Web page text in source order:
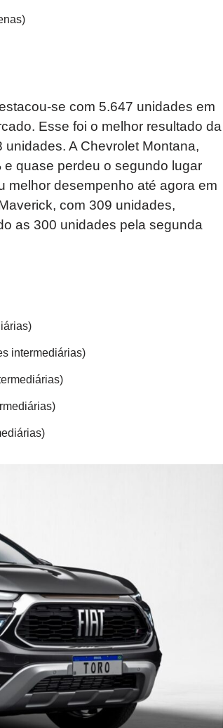
se com 5.647 unidades em
Esse foi o melhor resultado da
A Chevrolet Montana,
quase perdeu o segundo lugar
melhor desempenho até agora em
com 309 unidades,
as 300 unidades pela segunda
intermediárias)